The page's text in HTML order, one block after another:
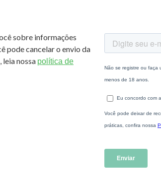
sobre informações
pode cancelar o envio da
leia nossa política de